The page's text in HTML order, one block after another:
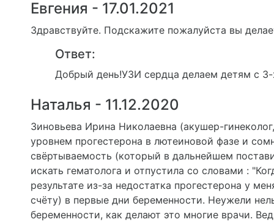
Евгения - 17.01.2021
Здравствуйте. Подскажите пожалуйста вы
Ответ:
Добрый день!УЗИ сердца делаем детям с
Наталья - 11.12.2020
Зиновьева Ирина Николаевна (акушер-
уровнем прогестерона в лютеиновой фазе и
свёртываемость (который в дальнейшем
искать гематолога и отпустила со словами :
результате из-за недостатка прогестерона у
счёту) в первые дни беременности. Неужели
беременности, как делают это многие врачи.